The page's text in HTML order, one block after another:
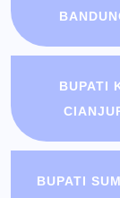
BUPATI
BUPATI